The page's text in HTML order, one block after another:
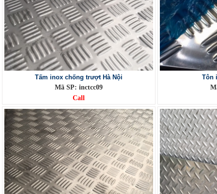
Tấm inox chống trượt Hà Nội
Mã SP: inctcc09
Call
Tôn